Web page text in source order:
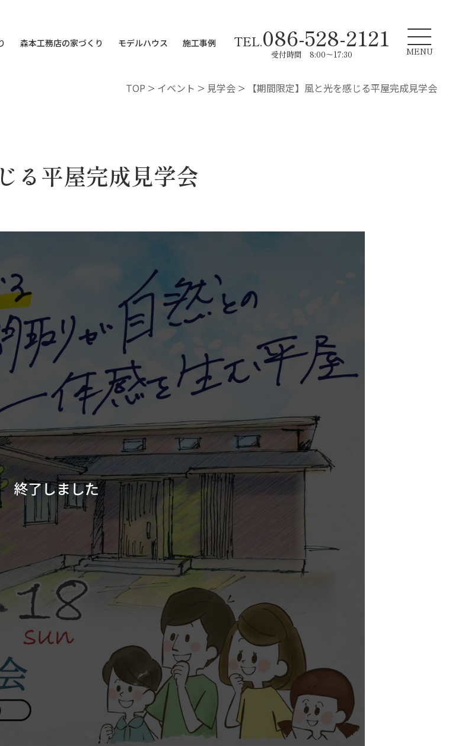
森本工務店の家づくり モデルハウス 施工事例 TEL.086-528-2121
受付時間 8:00～17:30 MENU
TOP > イベント > 見学会 > 【期間限定】風と光を感じる平屋完成見学会
る平屋完成見学会
終了しました